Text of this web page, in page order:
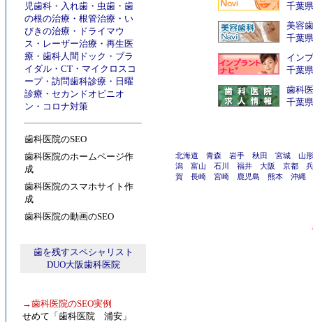
児歯科 ・ 入れ歯 ・ 虫歯 ・ 歯
の根の治療 ・ 根管治療 ・ い
びきの治療 ・ ドライマウ
ス ・ レーザー治療 ・ 再生医
療 ・ 歯科人間ドック ・ ブラ
イダル ・ CT ・ マイクロスコ
ープ・ 訪問歯科診療 ・ 日曜
診療 ・ セカンドオピニオ
ン ・ コロナ対策
歯科医院のSEO
歯科医院のホームページ作
成
歯科医院のスマホサイト作
成
歯科医院の動画のSEO
歯を残すスペシャリスト
DUO大阪歯科医院
→歯科医院のSEO実例
せめて「歯科医院 浦安」
千葉
美容
千葉
イン
千葉
歯科
千葉
北海道 青森 岩手 秋田 宮城
山形
潟
富山 石川 福井 大阪 京都
賀
長崎 宮崎 鹿児島 熊本 沖縄